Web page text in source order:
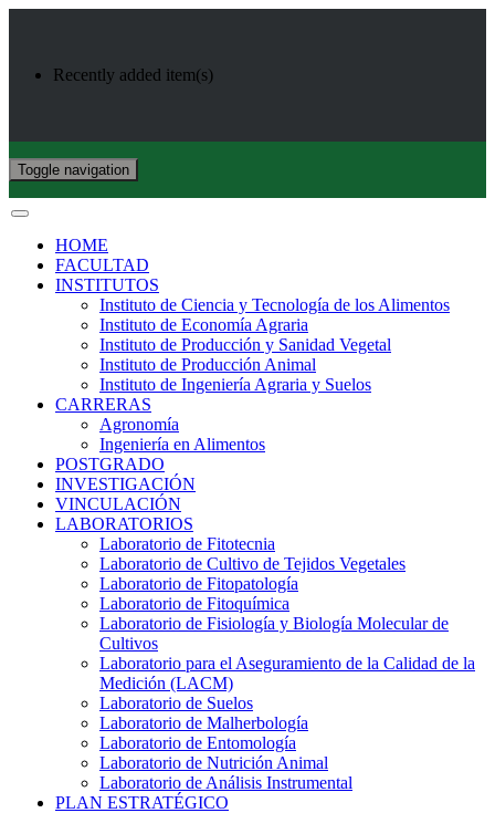
Recently added item(s)
Toggle navigation
HOME
FACULTAD
INSTITUTOS
Instituto de Ciencia y Tecnología de los Alimentos
Instituto de Economía Agraria
Instituto de Producción y Sanidad Vegetal
Instituto de Producción Animal
Instituto de Ingeniería Agraria y Suelos
CARRERAS
Agronomía
Ingeniería en Alimentos
POSTGRADO
INVESTIGACIÓN
VINCULACIÓN
LABORATORIOS
Laboratorio de Fitotecnia
Laboratorio de Cultivo de Tejidos Vegetales
Laboratorio de Fitopatología
Laboratorio de Fitoquímica
Laboratorio de Fisiología y Biología Molecular de
Cultivos
Laboratorio para el Aseguramiento de la Calidad de la
Medición (LACM)
Laboratorio de Suelos
Laboratorio de Malherbología
Laboratorio de Entomología
Laboratorio de Nutrición Animal
Laboratorio de Análisis Instrumental
PLAN ESTRATÉGICO